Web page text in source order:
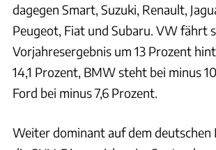
dagegen Smart, Suzuki, Renault,
Peugeot, Fiat und Subaru. VW fährt
Vorjahresergebnis um 13 Prozent
14,1 Prozent, BMW steht bei minus
Ford bei minus 7,6 Prozent.
Weiter dominant auf dem deutschen